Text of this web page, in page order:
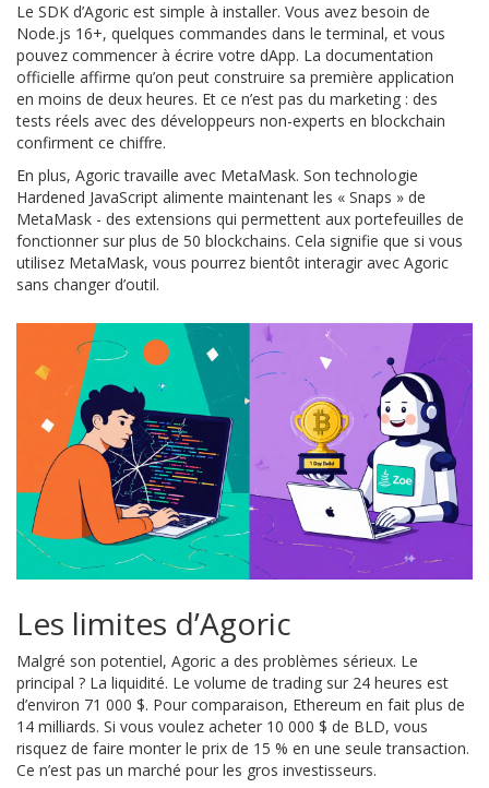
Le SDK d’Agoric est simple à installer. Vous avez besoin de
Node.js 16+, quelques commandes dans le terminal, et vous
pouvez commencer à écrire votre dApp. La documentation
officielle affirme qu’on peut construire sa première application
en moins de deux heures. Et ce n’est pas du marketing : des
tests réels avec des développeurs non-experts en blockchain
confirment ce chiffre.
En plus, Agoric travaille avec MetaMask. Son technologie
Hardened JavaScript alimente maintenant les « Snaps » de
MetaMask - des extensions qui permettent aux portefeuilles de
fonctionner sur plus de 50 blockchains. Cela signifie que si vous
utilisez MetaMask, vous pourrez bientôt interagir avec Agoric
sans changer d’outil.
Les limites d’Agoric
Malgré son potentiel, Agoric a des problèmes sérieux. Le
principal ? La liquidité. Le volume de trading sur 24 heures est
d’environ 71 000 $. Pour comparaison, Ethereum en fait plus de
14 milliards. Si vous voulez acheter 10 000 $ de BLD, vous
risquez de faire monter le prix de 15 % en une seule transaction.
Ce n’est pas un marché pour les gros investisseurs.